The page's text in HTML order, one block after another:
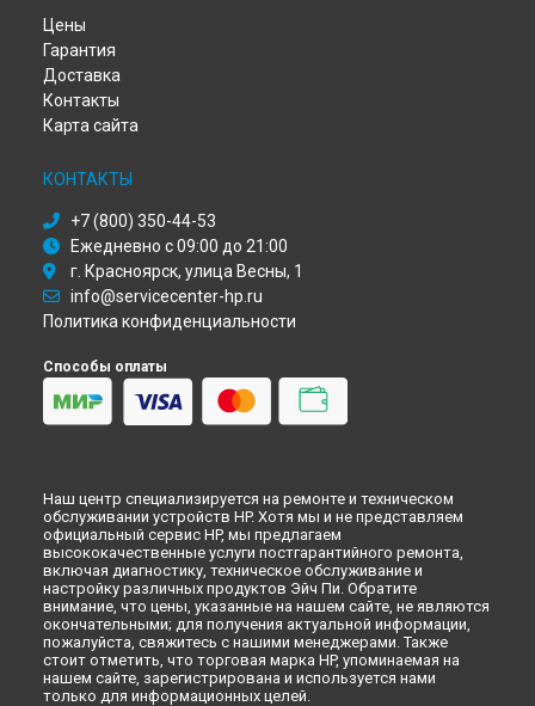
Ремонт ноутбука Omen 17-cb0015ur HP в
Ремонт ноутбука Omen 17-cb0015ur HP в
Ремонт ноутбука Omen 17-cb0015ur HP в
Ремонт ноутбука Omen 17-cb0015ur HP в
Цены
Гарантия
Доставка
Контакты
Карта сайта
КОНТАКТЫ
+7 (800) 350-44-53
Ежедневно с 09:00 до 21:00
г. Красноярск, улица Весны, 1
info@servicecenter-hp.ru
Политика конфиденциальности
Способы оплаты
Наш центр специализируется на ремонте и техническом
обслуживании устройств HP. Хотя мы и не представляем
официальный сервис HP, мы предлагаем
высококачественные услуги постгарантийного ремонта,
включая диагностику, техническое обслуживание и
настройку различных продуктов Эйч Пи. Обратите
внимание, что цены, указанные на нашем сайте, не являются
окончательными; для получения актуальной информации,
пожалуйста, свяжитесь с нашими менеджерами. Также
стоит отметить, что торговая марка HP, упоминаемая на
нашем сайте, зарегистрирована и используется нами
только для информационных целей.